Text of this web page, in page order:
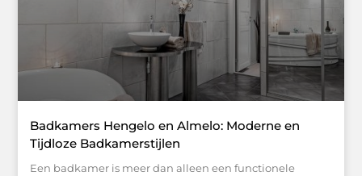
Badkamers Hengelo en Almelo: Moderne en
Tijdloze Badkamerstijlen
Een badkamer is meer dan alleen een functionele